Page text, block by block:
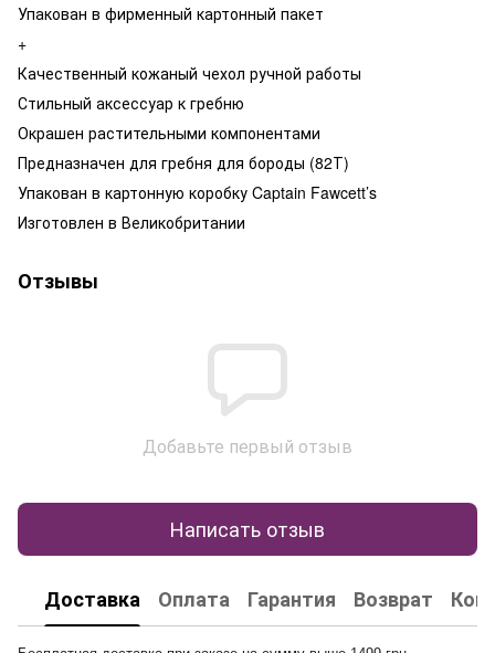
Упакован в фирменный картонный пакет
+
Качественный кожаный чехол ручной работы
Стильный аксессуар к гребню
Окрашен растительными компонентами
Предназначен для гребня для бороды (82Т)
Упакован в картонную коробку Captain Fawcett’s
Изготовлен в Великобритании
Отзывы
Добавьте первый отзыв
Написать отзыв
Доставка Оплата Гарантия Возврат